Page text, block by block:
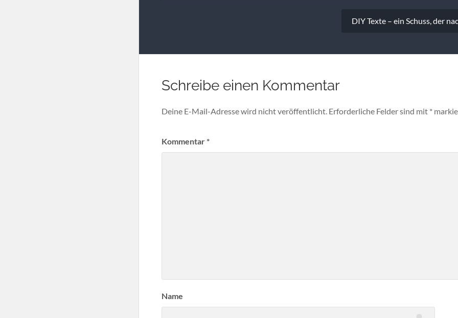
DIY Texte – ein Schuss, der
Schreibe einen Kommentar
Deine E-Mail-Adresse wird nicht veröffentlicht. Erforderliche Felder sind mit *
Kommentar*
Name